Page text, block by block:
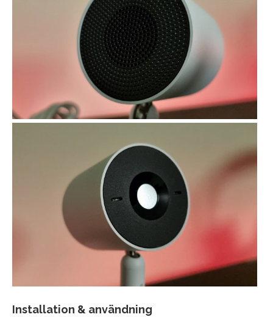
Installation & användning